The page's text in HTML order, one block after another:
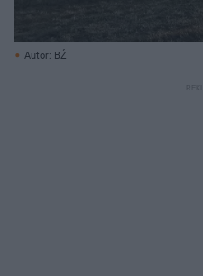
Autor: BŹ